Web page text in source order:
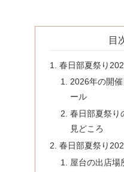
目
春日部夏祭り
2026年の開
ール
春日部夏祭り
見どころ
春日部夏祭り
屋台の出店場